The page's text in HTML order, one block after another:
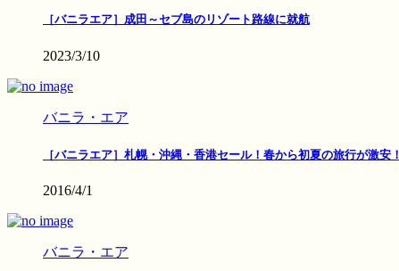
［バニラエア］成田～セブ島のリゾート路線に就航
2023/3/10
バニラ・エア
［バニラエア］札幌・沖縄・香港セール！春から初夏の旅行が激安！
2016/4/1
バニラ・エア